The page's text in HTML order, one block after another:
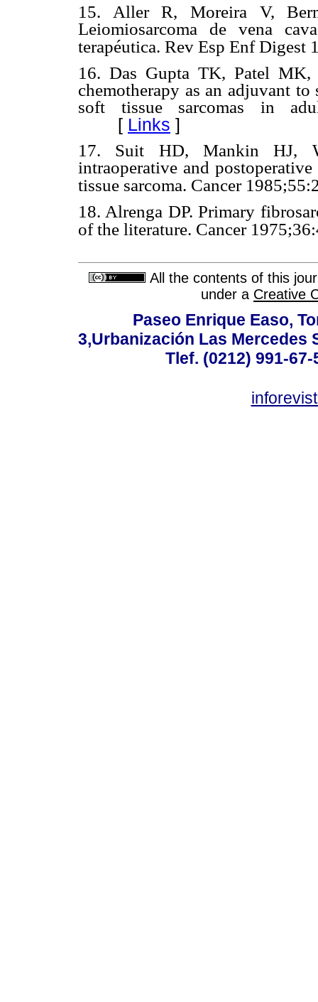
15. Aller R, Moreira V,
Leiomiosarcoma de vena
terapéutica. Rev Esp Enf Digest
16. Das Gupta TK, Patel
chemotherapy as an adjuvant
soft tissue sarcomas in
[ Links ]
17. Suit HD, Mankin HJ,
intraoperative and
tissue sarcoma. Cancer
18. Alrenga DP. Primary
of the literature. Cancer
All the contents of this
under a Creative
Paseo Enrique Easo,
3,Urbanización Las Mercedes
Tlef. (0212) 991-